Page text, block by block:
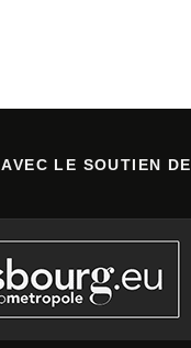
AVEC LE SOUTIEN DE